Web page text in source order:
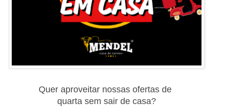
Quer aproveitar nossas ofertas de
quarta sem sair de casa?